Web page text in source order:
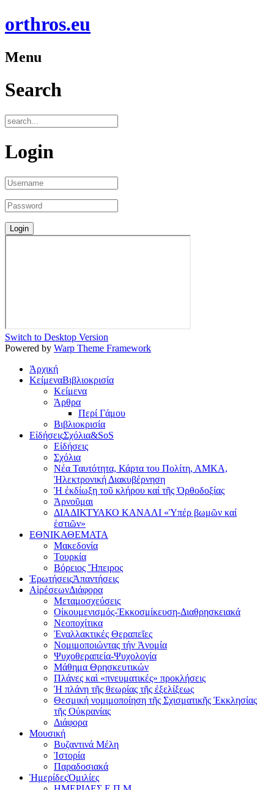
orthros.eu
Menu
Search
Login
Switch to Desktop Version
Powered by Warp Theme Framework
Ἀρχική
ΚείμεναΒιβλιοκρισία
Κείμενα
Άρθρα
Περί Γάμου
Βιβλιοκρισία
ΕἰδήσειςΣχόλια&SoS
Εἰδήσεις
Σχόλια
Νέα Ταυτότητα, Κάρτα του Πολίτη, ΑΜΚΑ,
Ἠλεκτρονική Διακυβέρνηση
Ἡ ἐκδίωξη τοῦ κλήρου καί τῆς Ὀρθοδοξίας
Ἀρνοῦμαι
ΔΙΑΔΙΚΤΥΑΚΟ ΚΑΝΑΛΙ «Ὑπέρ βωμῶν καί
ἑστιῶν»
ΕΘΝΙΚΑΘΕΜΑΤΑ
Μακεδονία
Τουρκία
Βόρειος Ἤπειρος
ἘρωτήσειςἈπαντήσεις
ΑἱρέσεωνΔιάφορα
Μεταμοσχεύσεις
Οἰκουμενισμός-Ἐκκοσμίκευση-Διαθρησκειακά
Νεοποχίτικα
Ἐναλλακτικές Θεραπεῖες
Νομιμοποιώντας τήν Ἀνομία
Ψυχοθεραπεία-Ψυχολογία
Μάθημα Θρησκευτικών
Πλάνες καὶ «πνευματικές» προκλήσεις
Ἡ πλάνη τῆς θεωρίας τῆς ἐξελίξεως
Θεσμική νομιμοποίηση τῆς Σχισματικῆς Ἐκκλησίας
τῆς Οὐκρανίας
Διάφορα
Μουσική
Βυζαντινά Μέλη
Ἰστορία
Παραδοσιακά
ἩμερίδεςὉμιλίες